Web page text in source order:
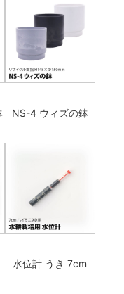
NS-4 ウィズの鉢
水位計 うき 7cm